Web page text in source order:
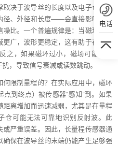
决于波导丝的长度以及电子仓的设
、外径和长度——会直接影响磁场
比。一个普遍规律是：当磁环尺寸
广，波形更稳定，这有助于在长量
之，如果磁环过小，磁场可能不够
，导致信号衰减或读数跳动。
限制量程的？在实际应用中，磁环
到终点）被传感器“感知”到。如果
离增加而迅速减弱，尤其是在量程
仓可能无法可靠地识别反射波。此
或严重误差。因此，长量程传感器通
保在波导丝的末端仍能产生足够强
电话